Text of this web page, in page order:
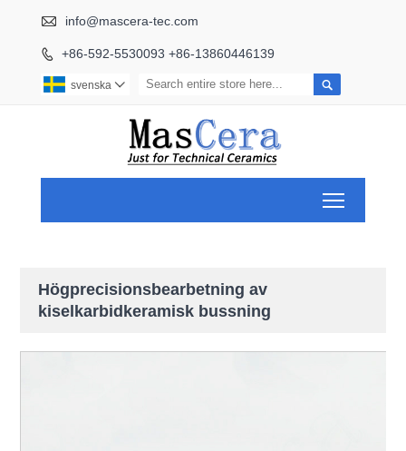
 info@mascera-tec.com
 +86-592-5530093 +86-13860446139

svenska 
Högprecisionsbearbetning av
kiselkarbidkeramisk bussning